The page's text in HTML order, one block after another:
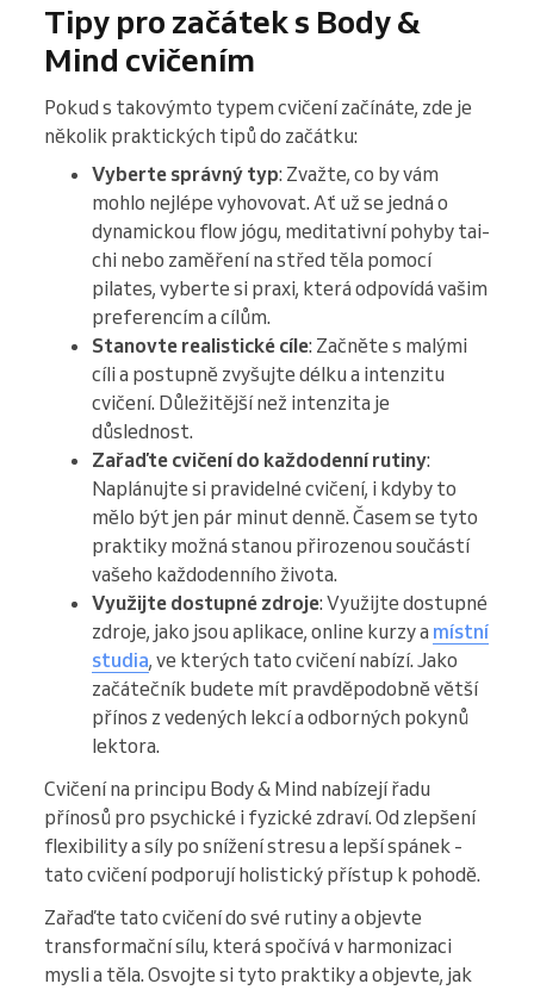
Tipy pro začátek s Body &
Mind cvičením
Pokud s takovýmto typem cvičení začínáte, zde je
několik praktických tipů do začátku:
Vyberte správný typ: Zvažte, co by vám
mohlo nejlépe vyhovovat. Ať už se jedná o
dynamickou flow jógu, meditativní pohyby tai-
chi nebo zaměření na střed těla pomocí
pilates, vyberte si praxi, která odpovídá vašim
preferencím a cílům.
Stanovte realistické cíle: Začněte s malými
cíli a postupně zvyšujte délku a intenzitu
cvičení. Důležitější než intenzita je
důslednost.
Zařaďte cvičení do každodenní rutiny:
Naplánujte si pravidelné cvičení, i kdyby to
mělo být jen pár minut denně. Časem se tyto
praktiky možná stanou přirozenou součástí
vašeho každodenního života.
Využijte dostupné zdroje: Využijte dostupné
zdroje, jako jsou aplikace, online kurzy a místní
studia, ve kterých tato cvičení nabízí. Jako
začátečník budete mít pravděpodobně větší
přínos z vedených lekcí a odborných pokynů
lektora.
Cvičení na principu Body & Mind nabízejí řadu
přínosů pro psychické i fyzické zdraví. Od zlepšení
flexibility a síly po snížení stresu a lepší spánek -
tato cvičení podporují holistický přístup k pohodě.
Zařaďte tato cvičení do své rutiny a objevte
transformační sílu, která spočívá v harmonizaci
mysli a těla. Osvojte si tyto praktiky a objevte, jak